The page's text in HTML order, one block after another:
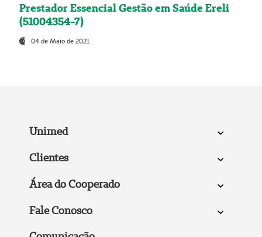
Prestador Essencial Gestão em Saúde Ereli
(51004354-7)
04 de Maio de 2021
Unimed
Clientes
Área do Cooperado
Fale Conosco